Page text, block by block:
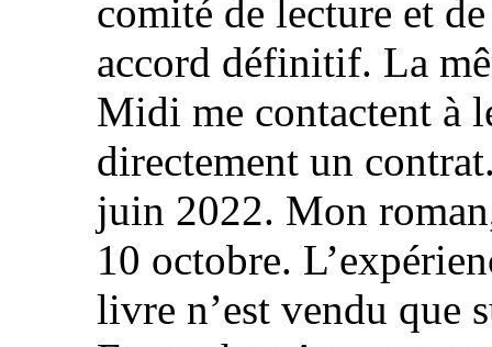
comité de lecture et
accord définitif. La
Midi me contactent à
directement un
juin 2022. Mon
10 octobre.
livre n’est vendu que